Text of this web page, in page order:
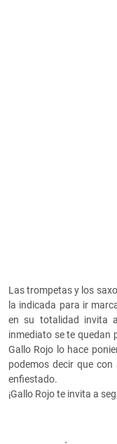
Las trompetas y los
la indicada para ir
en su totalidad invita
inmediato se te quedan
Gallo Rojo lo hace
podemos decir que
enfiestado.
¡Gallo Rojo te invita a